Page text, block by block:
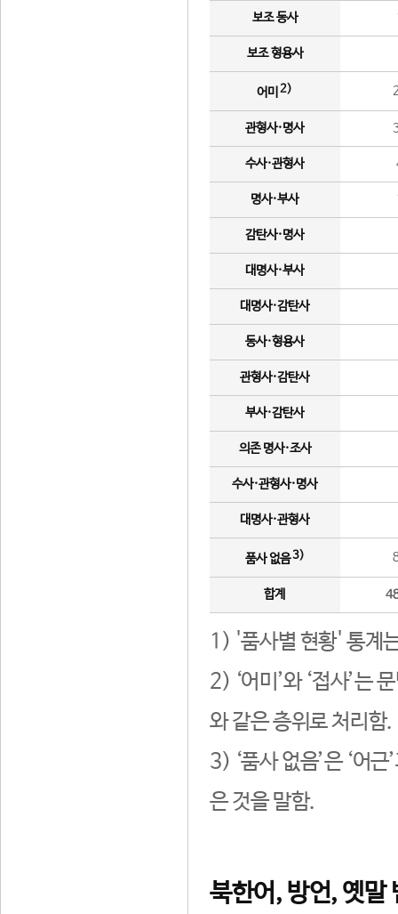
보조 동사
보조 형용사
어미 2)
관형사·명사
수사·관형사
명사·부사
감탄사·명사
대명사·부사
대명사·감탄사
동사·형용사
관형사·감탄사
부사·감탄사
의존 명사·조사
수사·관형사·명사
대명사·관형사
품사 없음3)
합계
1) '품사별 현황' 통계
2) ‘어미’와 ‘접사’는
와 같은 층위로 처리함.
3) ‘품사 없음’은 ‘어
은 것을 말함.
북한어, 방언, 옛말